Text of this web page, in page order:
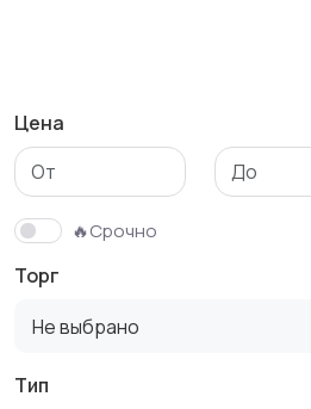
Детская одежда
Цена
🔥Срочно
Торг
Не выбрано
Тип